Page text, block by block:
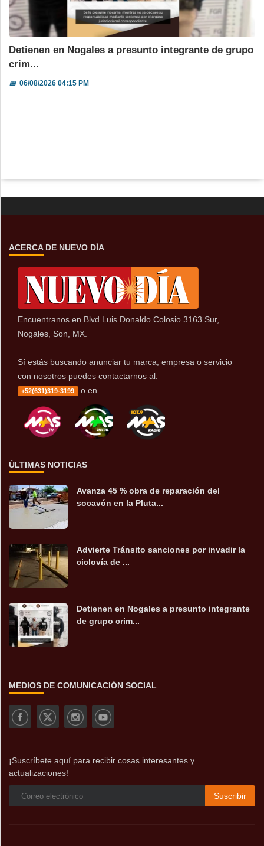
Detienen en Nogales a presunto integrante de grupo
crim...
📅06/08/2026 04:15 PM
ACERCA DE NUEVO DÍA
Encuentranos en Blvd Luis Donaldo Colosio 3163 Sur,
Nogales, Son, MX.
Sí estás buscando anunciar tu marca, empresa o servicio
con nosotros puedes contactarnos al:
+52(631)319-3199 o en
ÚLTIMAS NOTICIAS
Avanza 45 % obra de reparación del
socavón en la Pluta...
Advierte Tránsito sanciones por invadir la
ciclovía de ...
Detienen en Nogales a presunto integrante
de grupo crim...
MEDIOS DE COMUNICACIÓN SOCIAL
¡Suscríbete aquí para recibir cosas interesantes y
actualizaciones!
Suscribir